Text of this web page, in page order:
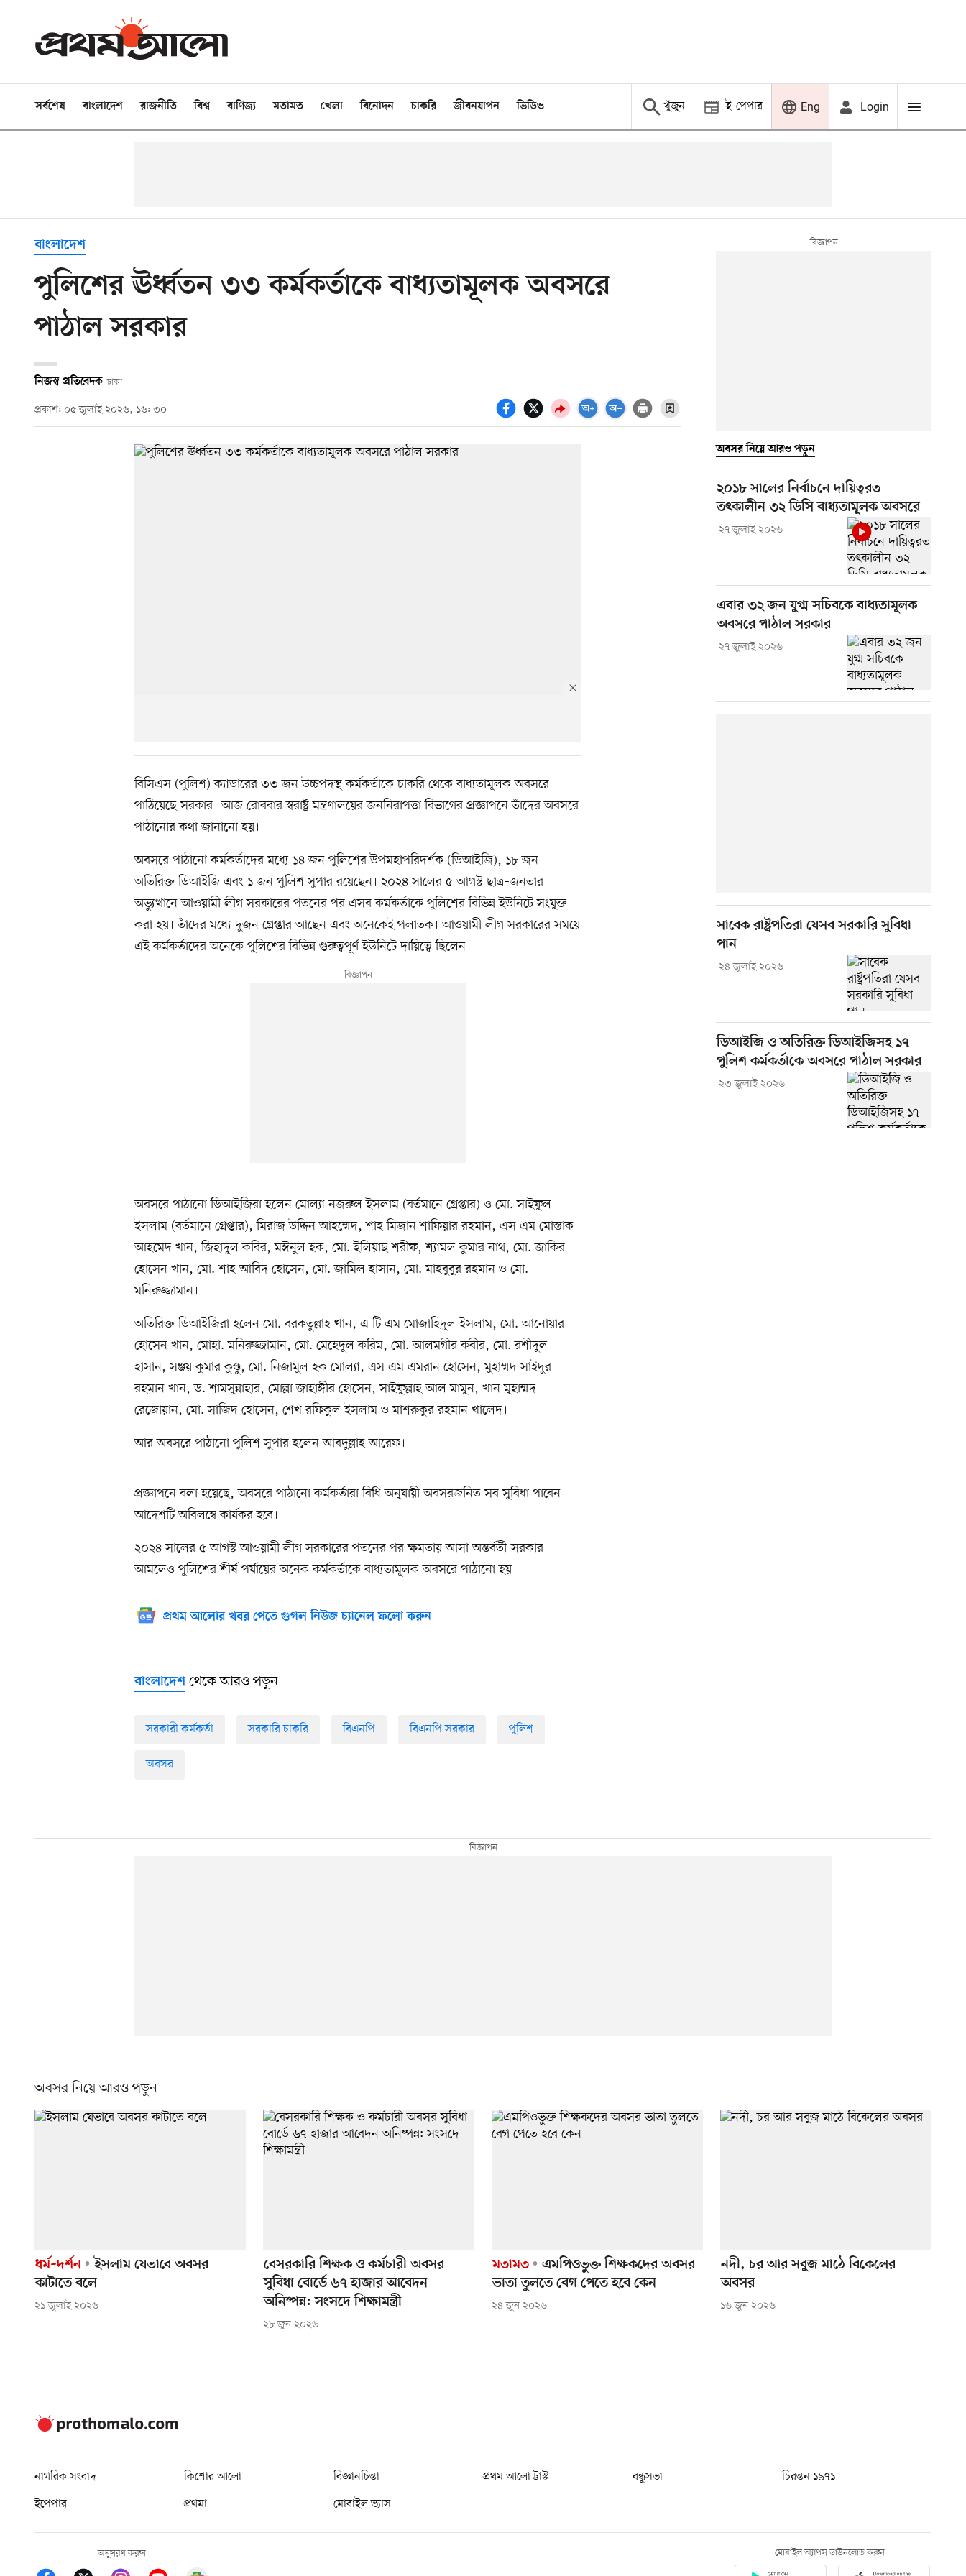
সর্বশেষ বাংলাদেশ রাজনীতি বিশ্ব বাণিজ্য মতামত খেলা বিনোদন চাকরি জীবনযাপন ভিডিও খুঁজুন ই-পেপার Eng Login
বাংলাদেশ
পুলিশের ঊর্ধ্বতন ৩৩ কর্মকর্তাকে বাধ্যতামূলক অবসরে
পাঠাল সরকার
নিজস্ব প্রতিবেদক ঢাকা
প্রকাশ: ০৫ জুলাই ২০২৬, ১৬: ৩০
বিসিএস (পুলিশ) ক্যাডারের ৩৩ জন উচ্চপদস্থ কর্মকর্তাকে চাকরি থেকে বাধ্যতামূলক অবসরে
পাঠিয়েছে সরকার। আজ রোববার স্বরাষ্ট্র মন্ত্রণালয়ের জননিরাপত্তা বিভাগের প্রজ্ঞাপনে তাঁদের অবসরে
পাঠানোর কথা জানানো হয়।
অবসরে পাঠানো কর্মকর্তাদের মধ্যে ১৪ জন পুলিশের উপমহাপরিদর্শক (ডিআইজি), ১৮ জন
অতিরিক্ত ডিআইজি এবং ১ জন পুলিশ সুপার রয়েছেন। ২০২৪ সালের ৫ আগস্ট ছাত্র–জনতার
অভ্যুত্থানে আওয়ামী লীগ সরকারের পতনের পর এসব কর্মকর্তাকে পুলিশের বিভিন্ন ইউনিটে সংযুক্ত
করা হয়। তাঁদের মধ্যে দুজন গ্রেপ্তার আছেন এবং অনেকেই পলাতক। আওয়ামী লীগ সরকারের সময়ে
এই কর্মকর্তাদের অনেকে পুলিশের বিভিন্ন গুরুত্বপূর্ণ ইউনিটে দায়িত্বে ছিলেন।
অবসরে পাঠানো ডিআইজিরা হলেন মোল্যা নজরুল ইসলাম (বর্তমানে গ্রেপ্তার) ও মো. সাইফুল
ইসলাম (বর্তমানে গ্রেপ্তার), মিরাজ উদ্দিন আহম্মেদ, শাহ মিজান শাফিয়ার রহমান, এস এম মোস্তাক
আহমেদ খান, জিহাদুল কবির, মঈনুল হক, মো. ইলিয়াছ শরীফ, শ্যামল কুমার নাথ, মো. জাকির
হোসেন খান, মো. শাহ আবিদ হোসেন, মো. জামিল হাসান, মো. মাহবুবুর রহমান ও মো.
মনিরুজ্জামান।
অতিরিক্ত ডিআইজিরা হলেন মো. বরকতুল্লাহ খান, এ টি এম মোজাহিদুল ইসলাম, মো. আনোয়ার
হোসেন খান, মোহা. মনিরুজ্জামান, মো. মেহেদুল করিম, মো. আলমগীর কবীর, মো. রশীদুল
হাসান, সঞ্জয় কুমার কুণ্ডু, মো. নিজামুল হক মোল্যা, এস এম এমরান হোসেন, মুহাম্মদ সাইদুর
রহমান খান, ড. শামসুন্নাহার, মোল্লা জাহাঙ্গীর হোসেন, সাইফুল্লাহ আল মামুন, খান মুহাম্মদ
রেজোয়ান, মো. সাজিদ হোসেন, শেখ রফিকুল ইসলাম ও মাশরুকুর রহমান খালেদ।
আর অবসরে পাঠানো পুলিশ সুপার হলেন আবদুল্লাহ আরেফ।
প্রজ্ঞাপনে বলা হয়েছে, অবসরে পাঠানো কর্মকর্তারা বিধি অনুযায়ী অবসরজনিত সব সুবিধা পাবেন।
আদেশটি অবিলম্বে কার্যকর হবে।
২০২৪ সালের ৫ আগস্ট আওয়ামী লীগ সরকারের পতনের পর ক্ষমতায় আসা অন্তর্বর্তী সরকার
আমলেও পুলিশের শীর্ষ পর্যায়ের অনেক কর্মকর্তাকে বাধ্যতামূলক অবসরে পাঠানো হয়।
প্রথম আলোর খবর পেতে গুগল নিউজ চ্যানেল ফলো করুন
বাংলাদেশ থেকে আরও পড়ুন
সরকারী কর্মকর্তা সরকারি চাকরি বিএনপি বিএনপি সরকার পুলিশ
অবসর
অবসর নিয়ে আরও পড়ুন
২০১৮ সালের নির্বাচনে দায়িত্বরত
তৎকালীন ৩২ ডিসি বাধ্যতামূলক অবসরে
২৭ জুলাই ২০২৬
এবার ৩২ জন যুগ্ম সচিবকে বাধ্যতামূলক
অবসরে পাঠাল সরকার
২৭ জুলাই ২০২৬
সাবেক রাষ্ট্রপতিরা যেসব সরকারি সুবিধা
পান
২৪ জুলাই ২০২৬
ডিআইজি ও অতিরিক্ত ডিআইজিসহ ১৭
পুলিশ কর্মকর্তাকে অবসরে পাঠাল সরকার
২৩ জুলাই ২০২৬
অবসর নিয়ে আরও পড়ুন
ধর্ম–দর্শন
ইসলাম যেভাবে অবসর
কাটাতে বলে
২১ জুলাই ২০২৬
বেসরকারি শিক্ষক ও কর্মচারী অবসর
সুবিধা বোর্ডে ৬৭ হাজার আবেদন
অনিষ্পন্ন: সংসদে শিক্ষামন্ত্রী
২৮ জুন ২০২৬
মতামত
এমপিওভুক্ত শিক্ষকদের অবসর
ভাতা তুলতে বেগ পেতে হবে কেন
২৪ জুন ২০২৬
নদী, চর আর সবুজ মাঠে বিকেলের
অবসর
১৬ জুন ২০২৬
নাগরিক সংবাদ কিশোর আলো বিজ্ঞানচিন্তা প্রথম আলো ট্রাস্ট বন্ধুসভা
চিরন্তন ১৯৭১
ইপেপার
প্রথমা মোবাইল ভ্যাস
অনুসরণ করুন মোবাইল অ্যাপস ডাউনলোড করুন